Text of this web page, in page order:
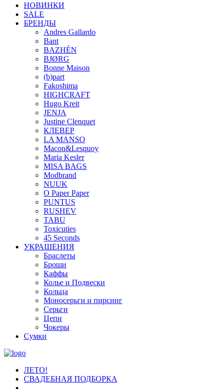
НОВИНКИ
SALE
БРЕНДЫ
Andres Gallardo
Bant
BAZHÉN
BJØRG
Bonne Maison
(b)part
Fakoshima
HIGHCRAFT
Hugo Kreit
JENJA
Justine Clenquet
КЛЕВЕР
LA MANSO
Macon&Lesquoy
Maria Kesler
MISA BAGS
Modbrand
NUUK
O Paper Paper
PUNTUS
RUSHEV
TABU
Toxicuties
45 Seconds
УКРАШЕНИЯ
Браслеты
Броши
Каффы
Колье и Подвески
Кольца
Моносерьги и пирсинг
Серьги
Цепи
Чокеры
Сумки
ЛЕТО!
СВАДЕБНАЯ ПОДБОРКА